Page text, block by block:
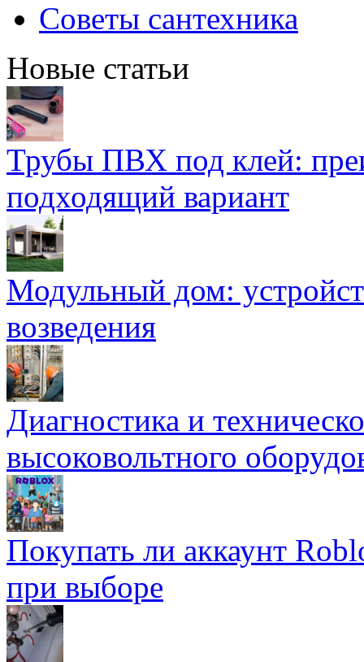
Советы сантехника
Новые статьи
Трубы ПВХ под клей:
подходящий вариант
Модульный дом:
возведения
Диагностика и
высоковольтного
Покупать ли аккаунт
при выборе